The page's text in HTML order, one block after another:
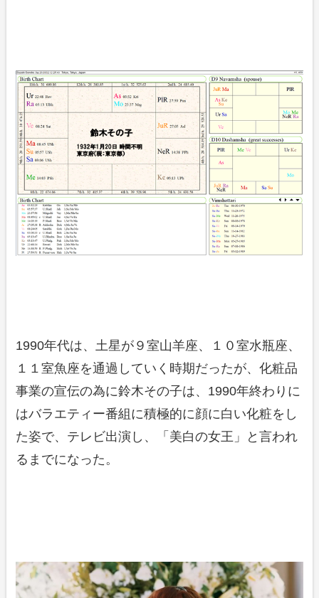
1990年代は、土星が９室山羊座、１０室水瓶座、
１１室魚座を通過していく時期だったが、化粧品
事業の宣伝の為に鈴木その子は、1990年終わりに
はバラエティー番組に積極的に顔に白い化粧をし
た姿で、テレビ出演し、「美白の女王」と言われ
るまでになった。